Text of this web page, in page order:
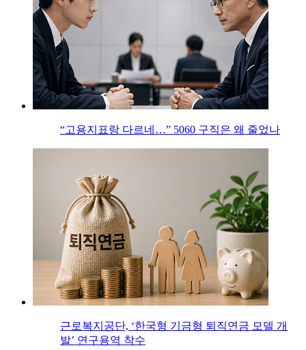
“고용지표랑 다르네…” 5060 구직은 왜 줄었나
근로복지공단, ‘한국형 기금형 퇴직연금 모델 개
발’ 연구용역 착수